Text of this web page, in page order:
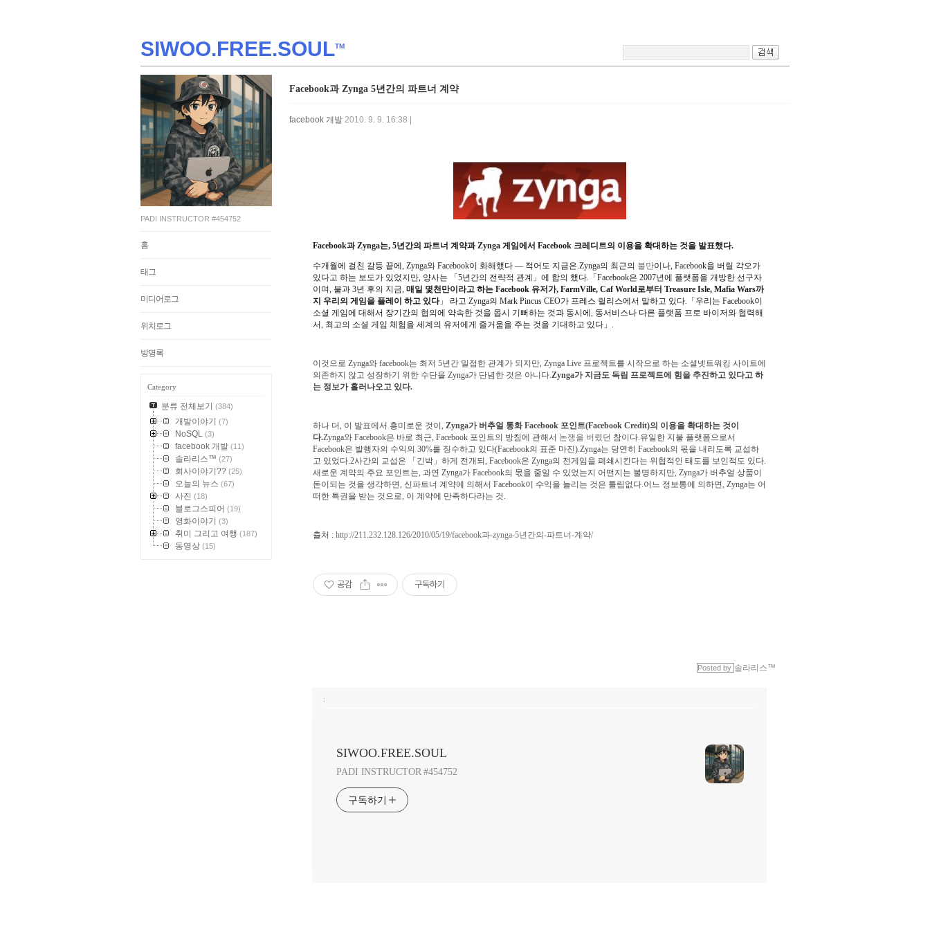
SIWOO.FREE.SOULTM
PADI INSTRUCTOR #454752
홈
태그
미디어로그
위치로그
방명록
Category
분류 전체보기 (384)
개발이야기 (7)
NoSQL (3)
facebook 개발 (11)
솔라리스™ (27)
회사이야기?? (25)
오늘의 뉴스 (67)
사진 (18)
블로그스피어 (19)
영화이야기 (3)
취미 그리고 여행 (187)
동영상 (15)
Facebook과 Zynga 5년간의 파트너 계약
facebook 개발 2010. 9. 9. 16:38 |
Facebook과 Zynga는, 5년간의 파트너 계약과 Zynga 게임에서 Facebook 크레디트의 이용을 확대하는 것을 발표했다.
수개월에 걸친 갈등 끝에, Zynga와 Facebook이 화해했다 ― 적어도 지금은.Zynga의 최근의 불만이나, Facebook을 버릴 각오가
있다고 하는 보도가 있었지만, 양사는 「5년간의 전략적 관계」에 합의 했다.「Facebook은 2007년에 플랫폼을 개방한 선구자
이며, 불과 3년 후의 지금, 매일 몇천만이라고 하는 Facebook 유저가, FarmVille, Caf World로부터 Treasure Isle, Mafia Wars까
지 우리의 게임을 플레이 하고 있다」 라고 Zynga의 Mark Pincus CEO가 프레스 릴리스에서 말하고 있다.「우리는 Facebook이
소셜 게임에 대해서 장기간의 협의에 약속한 것을 몹시 기뻐하는 것과 동시에, 동서비스나 다른 플랫폼 프로 바이저와 협력해
서, 최고의 소셜 게임 체험을 세계의 유저에게 즐거움을 주는 것을 기대하고 있다」.
이것으로 Zynga와 facebook는 최저 5년간 밀접한 관계가 되지만, Zynga Live 프로젝트를 시작으로 하는 소셜넷트워킹 사이트에
의존하지 않고 성장하기 위한 수단을 Zynga가 단념한 것은 아니다.Zynga가 지금도 독립 프로젝트에 힘을 추진하고 있다고 하
는 정보가 흘러나오고 있다.
하나 더, 이 발표에서 흥미로운 것이, Zynga가 버추얼 통화 Facebook 포인트(Facebook Credit)의 이용을 확대하는 것이
다.Zynga와 Facebook은 바로 최근, Facebook 포인트의 방침에 관해서 논쟁을 버렸던 참이다.유일한 지불 플랫폼으로서
Facebook은 발행자의 수익의 30%를 징수하고 있다(Facebook의 표준 마진).Zynga는 당연히 Facebook의 몫을 내리도록 교섭하
고 있었다.2사간의 교섭은 「긴박」하게 전개되, Facebook은 Zynga의 전게임을 폐쇄시킨다는 위협적인 태도를 보인적도 있다.
새로운 계약의 주요 포인트는, 과연 Zynga가 Facebook의 몫을 줄일 수 있었는지 어떤지는 불명하지만, Zynga가 버추얼 상품이
돈이되는 것을 생각하면, 신파트너 계약에 의해서 Facebook이 수익을 늘리는 것은 틀림없다.어느 정보통에 의하면, Zynga는 어
떠한 특권을 받는 것으로, 이 계약에 만족하다라는 것.
츌처 : http://211.232.128.126/2010/05/19/facebook과-zynga-5년간의-파트너-계약/
공감 구독하기
Posted by 솔라리스™
:
SIWOO.FREE.SOUL
PADI INSTRUCTOR #454752
구독하기